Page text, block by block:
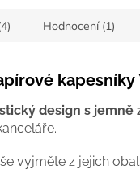
Hodnocení (1)
kapesníky
design s jemně
vyjměte z jejich